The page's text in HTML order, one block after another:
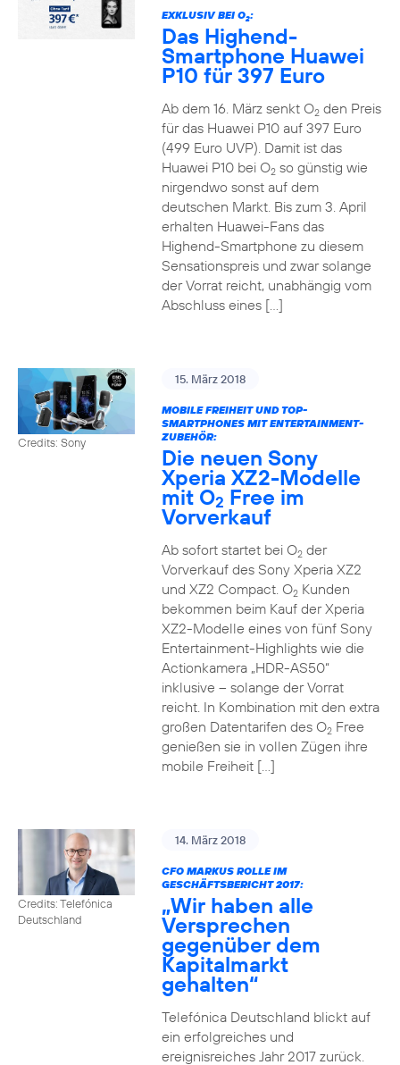
EXKLUSIV BEI O2:
Das Highend-
Smartphone Huawei
P10 für 397 Euro
Ab dem 16. März senkt O2den Preis
für das Huawei P10 auf 397 Euro
(499 Euro UVP). Damit ist das
Huawei P10 bei O2so günstig wie
nirgendwo sonst auf dem
deutschen Markt. Bis zum 3. April
erhalten Huawei-Fans das
Highend-Smartphone zu diesem
Sensationspreis und zwar solange
der Vorrat reicht, unabhängig vom
Abschluss eines […]
Credits: Sony
15. März 2018
MOBILE FREIHEIT UND TOP-
SMARTPHONES MIT ENTERTAINMENT-
ZUBEHÖR:
Die neuen Sony
Xperia XZ2-Modelle
mit O2 Free im
Vorverkauf
Ab sofort startet bei O2der
Vorverkauf des Sony Xperia XZ2
und XZ2 Compact. O2Kunden
bekommen beim Kauf der Xperia
XZ2-Modelle eines von fünf Sony
Entertainment-Highlights wie die
Actionkamera „HDR-AS50“
inklusive – solange der Vorrat
reicht. In Kombination mit den extra
großen Datentarifen des O2Free
genießen sie in vollen Zügen ihre
mobile Freiheit […]
Credits: Telefónica
Deutschland
14. März 2018
CFO MARKUS ROLLE IM
GESCHÄFTSBERICHT 2017:
„Wir haben alle
Versprechen
gegenüber dem
Kapitalmarkt
gehalten“
Telefónica Deutschland blickt auf
ein erfolgreiches und
ereignisreiches Jahr 2017 zurück.